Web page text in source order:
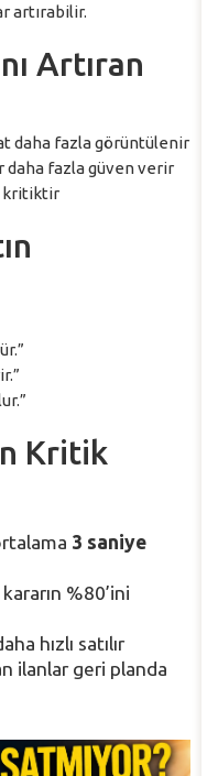
artırabilir.
Artıran
daha fazla görüntülenir
daha fazla güven verir
kritiktir
Kritik
3 saniye
%80’ini
hızlı satılır
ilanlar geri planda